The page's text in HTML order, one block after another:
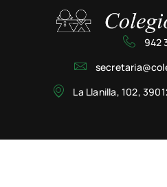
942
La Llanilla, 102,